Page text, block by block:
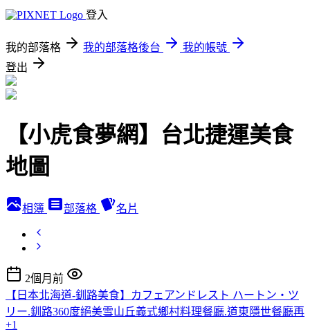
登入
我的部落格 我的部落格後台
我的帳號
登出
【小虎食夢網】台北捷運美食
地圖
相簿 部落格 名片
2個月前
【日本北海道-釧路美食】カフェアンドレスト ハートン・ツ
リー.釧路360度絕美雪山丘義式鄉村料理餐廳.道東隱世餐廳再
+1